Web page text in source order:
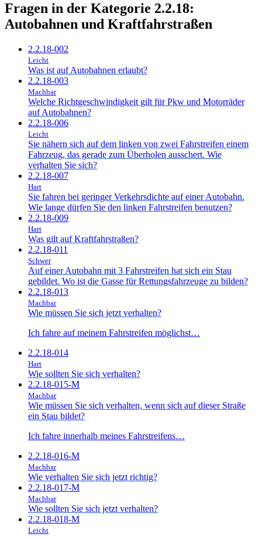
Fragen in der Kategorie 2.2.18:
Autobahnen und Kraftfahrstraßen
2.2.18-002
Leicht
Was ist auf Autobahnen erlaubt?
2.2.18-003
Machbar
Welche Richtgeschwindigkeit gilt für Pkw und Motorräder
auf Autobahnen?
2.2.18-006
Leicht
Sie nähern sich auf dem linken von zwei Fahrstreifen einem
Fahrzeug, das gerade zum Überholen ausschert. Wie
verhalten Sie sich?
2.2.18-007
Hart
Sie fahren bei geringer Verkehrsdichte auf einer Autobahn.
Wie lange dürfen Sie den linken Fahrstreifen benutzen?
2.2.18-009
Hart
Was gilt auf Kraftfahrstraßen?
2.2.18-011
Schwer
Auf einer Autobahn mit 3 Fahrstreifen hat sich ein Stau
gebildet. Wo ist die Gasse für Rettungsfahrzeuge zu bilden?
2.2.18-013
Machbar
Wie müssen Sie sich jetzt verhalten?
Ich fahre auf meinem Fahrstreifen möglichst…
2.2.18-014
Hart
Wie sollten Sie sich verhalten?
2.2.18-015-M
Machbar
Wie müssen Sie sich verhalten, wenn sich auf dieser Straße
ein Stau bildet?
Ich fahre innerhalb meines Fahrstreifens…
2.2.18-016-M
Machbar
Wie verhalten Sie sich jetzt richtig?
2.2.18-017-M
Machbar
Wie sollten Sie sich jetzt verhalten?
2.2.18-018-M
Leicht